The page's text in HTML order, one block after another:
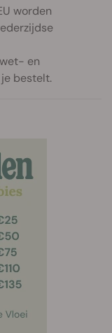
worden
en
bestelt.